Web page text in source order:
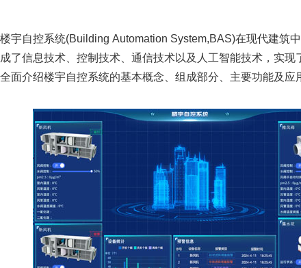
自控系统(Building Automation System,BAS)在现代建筑
了信息技术、控制技术、通信技术以及人工智能技术，实
面介绍楼宇自控系统的基本概念、组成部分、主要功能及应